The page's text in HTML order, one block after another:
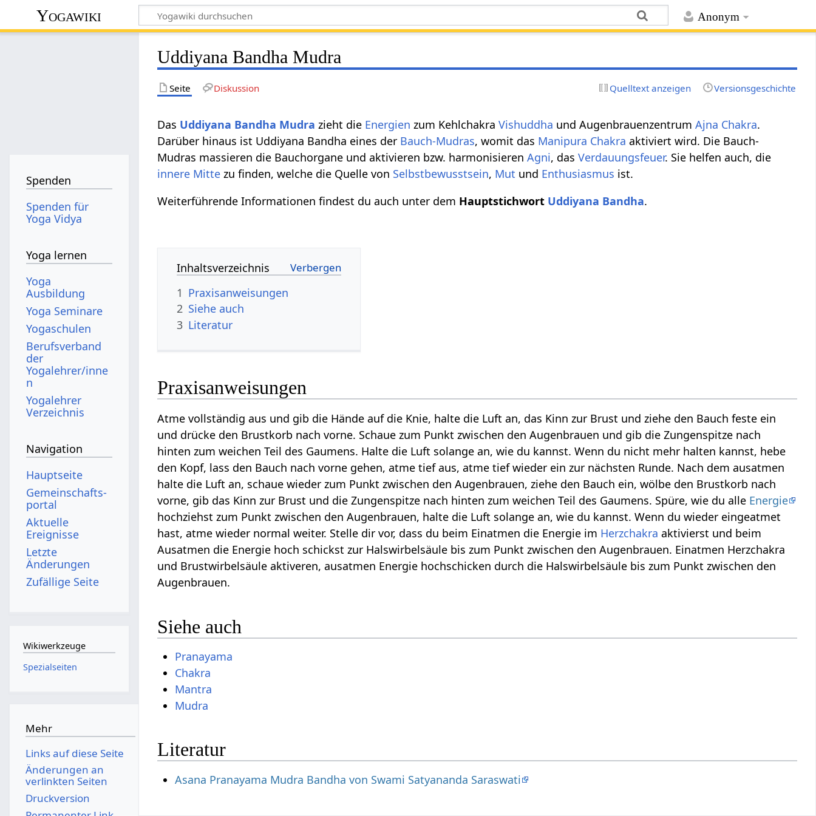
Anonym
Yogawiki
Uddiyana Bandha Mudra
Seite Diskussion Quelltext anzeigen Versionsgeschichte
Das Uddiyana Bandha Mudra zieht die Energien zum KehlchakraVishuddha und AugenbrauenzentrumAjna Chakra.
Darüber hinaus ist Uddiyana Bandha eines der Bauch-Mudras, womit das Manipura Chakra aktiviert wird. Die Bauch-
Mudras massieren die Bauchorgane und aktivieren bzw. harmonisierenAgni, dasVerdauungsfeuer. Sie helfen auch, die
innere Mitte zu finden, welche die Quelle von Selbstbewusstsein, Mut und Enthusiasmus ist.
Weiterführende Informationen findest du auch unter dem Hauptstichwort Uddiyana Bandha.
Inhaltsverzeichnis
1 Praxisanweisungen
2 Siehe auch
3 Literatur
Praxisanweisungen
Atme vollständig aus und gib die Hände auf die Knie, halte die Luft an, das Kinn zur Brust und ziehe den Bauch feste ein
und drücke den Brustkorb nach vorne. Schaue zum Punkt zwischen den Augenbrauen und gib die Zungenspitze nach
hinten zum weichen Teil des Gaumens. Halte die Luft solange an, wie du kannst. Wenn du nicht mehr halten kannst, hebe
den Kopf, lass den Bauch nach vorne gehen, atme tief aus, atme tief wieder ein zur nächsten Runde. Nach dem ausatmen
halte die Luft an, schaue wieder zum Punkt zwischen den Augenbrauen, ziehe den Bauch ein, wölbe den Brustkorb nach
vorne, gib das Kinn zur Brust und die Zungenspitze nach hinten zum weichen Teil des Gaumens. Spüre, wie du alle Energie
hochziehst zum Punkt zwischen den Augenbrauen, halte die Luft solange an, wie du kannst. Wenn du wieder eingeatmet
hast, atme wieder normal weiter. Stelle dir vor, dass du beim Einatmen die Energie im Herzchakra aktivierst und beim
Ausatmen die Energie hoch schickst zur Halswirbelsäule bis zum Punkt zwischen den Augenbrauen. Einatmen Herzchakra
und Brustwirbelsäule aktiveren, ausatmen Energie hochschicken durch die Halswirbelsäule bis zum Punkt zwischen den
Augenbrauen.
Siehe auch
Pranayama
Chakra
Mantra
Mudra
Literatur
Asana Pranayama Mudra Bandha von Swami Satyananda Saraswati
Spenden
Spenden für
Yoga Vidya
Yoga lernen
Yoga
Ausbildung
Yoga Seminare
Yogaschulen
Berufsverband
der
Yogalehrer/inne
n
Yogalehrer
Verzeichnis
Navigation
Hauptseite
Gemeinschafts­
portal
Aktuelle
Ereignisse
Letzte
Änderungen
Zufällige Seite
Wikiwerkzeuge
Spezialseiten
Mehr
Links auf diese Seite
Änderungen an
verlinkten Seiten
Druckversion